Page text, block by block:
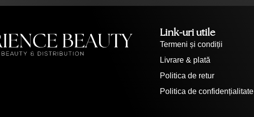
Link-uri utile
Termeni și condiții
Livrare & plată
Politica de retur
Politica de confidențialitate